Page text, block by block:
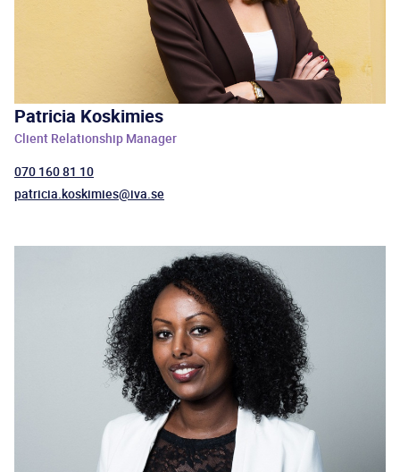
Patricia Koskimies
Client Relationship Manager
070 160 81 10
patricia.koskimies@iva.se